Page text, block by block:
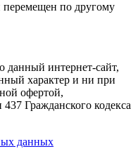
перемещен по другому
данный интернет-сайт,
характер и ни при
офертой,
Гражданского кодекса
данных